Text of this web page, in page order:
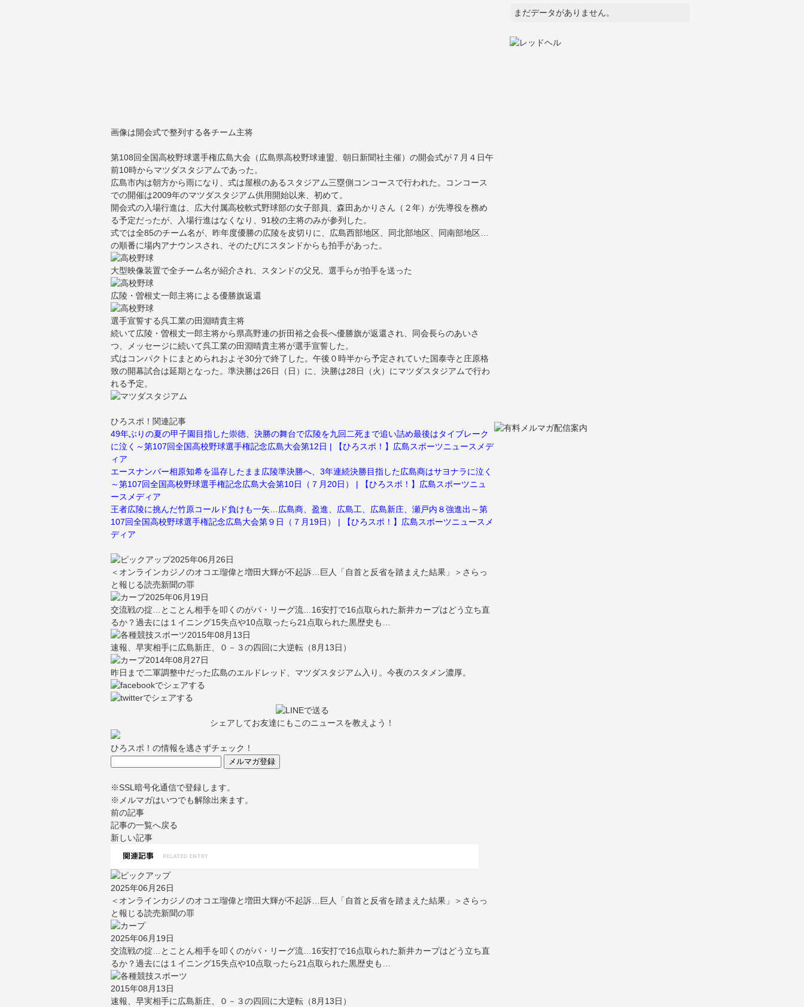
画像は開会式で整列する各チーム主将
第108回全国高校野球選手権広島大会（広島県高校野球連盟、朝日新聞社主催）の開会式が７月４日午
前10時からマツダスタジアムであった。
広島市内は朝方から雨になり、式は屋根のあるスタジアム三塁側コンコースで行われた。コンコース
での開催は2009年のマツダスタジアム供用開始以来、初めて。
開会式の入場行進は、広大付属高校軟式野球部の女子部員、森田あかりさん（２年）が先導役を務め
る予定だったが、入場行進はなくなり、91校の主将のみが参列した。
式では全85のチーム名が、昨年度優勝の広陵を皮切りに、広島西部地区、同北部地区、同南部地区…
の順番に場内アナウンスされ、そのたびにスタンドからも拍手があった。
大型映像装置で全チーム名が紹介され、スタンドの父兄、選手らが拍手を送った
広陵・曽根丈一郎主将による優勝旗返還
選手宣誓する呉工業の田淵晴貴主将
続いて広陵・曽根丈一郎主将から県高野連の折田裕之会長へ優勝旗が返還され、同会長らのあいさ
つ、メッセージに続いて呉工業の田淵晴貴主将が選手宣誓した。
式はコンパクトにまとめられおよそ30分で終了した。午後０時半から予定されていた国泰寺と庄原格
致の開幕試合は延期となった。準決勝は26日（日）に、決勝は28日（火）にマツダスタジアムで行わ
れる予定。
ひろスポ！関連記事
49年ぶりの夏の甲子園目指した崇徳、決勝の舞台で広陵を九回二死まで追い詰め最後はタイブレーク
に泣く～第107回全国高校野球選手権記念広島大会第12日 | 【ひろスポ！】広島スポーツニュースメデ
ィア
エースナンバー相原知希を温存したまま広陵準決勝へ、3年連続決勝目指した広島商はサヨナラに泣く
～第107回全国高校野球選手権記念広島大会第10日（７月20日） | 【ひろスポ！】広島スポーツニュ
ースメディア
王者広陵に挑んだ竹原コールド負けも一矢…広島商、盈進、広島工、広島新庄、瀬戸内８強進出～第
107回全国高校野球選手権記念広島大会第９日（７月19日） | 【ひろスポ！】広島スポーツニュースメ
ディア
2025年06月26日
＜オンラインカジノのオコエ瑠偉と増田大輝が不起訴…巨人「自首と反省を踏まえた結果」＞さらっ
と報じる読売新聞の罪
2025年06月19日
交流戦の掟…とことん相手を叩くのがパ・リーグ流…16安打で16点取られた新井カープはどう立ち直
るか？過去には１イニング15失点や10点取ったら21点取られた黒歴史も…
2015年08月13日
速報、早実相手に広島新庄、０－３の四回に大逆転（8月13日）
2014年08月27日
昨日まで二軍調整中だった広島のエルドレッド、マツダスタジアム入り。今夜のスタメン濃厚。
シェアしてお友達にもこのニュースを教えよう！
ひろスポ！の情報を逃さずチェック！
※SSL暗号化通信で登録します。
※メルマガはいつでも解除出来ます。
前の記事
記事の一覧へ戻る
新しい記事
2025年06月26日
＜オンラインカジノのオコエ瑠偉と増田大輝が不起訴…巨人「自首と反省を踏まえた結果」＞さらっ
と報じる読売新聞の罪
2025年06月19日
交流戦の掟…とことん相手を叩くのがパ・リーグ流…16安打で16点取られた新井カープはどう立ち直
るか？過去には１イニング15失点や10点取ったら21点取られた黒歴史も…
2015年08月13日
速報、早実相手に広島新庄、０－３の四回に大逆転（8月13日）
まだデータがありません。